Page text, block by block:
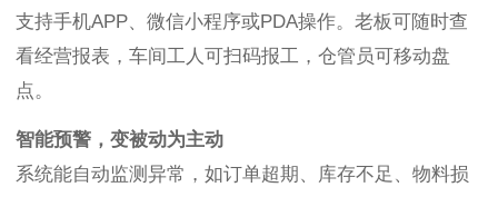
支持手机APP、微信小程序或PDA操作。老板可随时查
看经营报表，车间工人可扫码报工，仓管员可移动盘
点。
智能预警，变被动为主动
系统能自动监测异常，如订单超期、库存不足、物料损